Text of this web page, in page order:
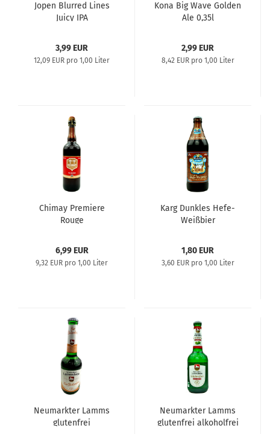
Jopen Blurred Lines
Juicy IPA
3,99 EUR
12,09 EUR pro 1,00 Liter
Kona Big Wave Golden
Ale 0,35l
2,99 EUR
8,42 EUR pro 1,00 Liter
Chimay Premiere
Rouge
6,99 EUR
9,32 EUR pro 1,00 Liter
Karg Dunkles Hefe-
Weißbier
1,80 EUR
3,60 EUR pro 1,00 Liter
Neumarkter Lamms
glutenfrei
Neumarkter Lamms
glutenfrei alkoholfrei